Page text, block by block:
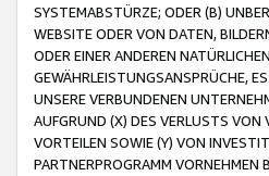
SYSTEMABSTÜRZE; ODER (B)
WEBSITE ODER VON DATEN,
ODER EINER ANDEREN
GEWÄHRLEISTUNGSANSPRÜCHE,
UNSERE VERBUNDENEN
AUFGRUND (X) DES VERLUSTS
VORTEILEN SOWIE (Y) VON
PARTNERPROGRAMM VORNEHMEN